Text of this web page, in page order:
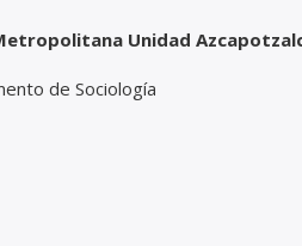
Unidad
de Sociología